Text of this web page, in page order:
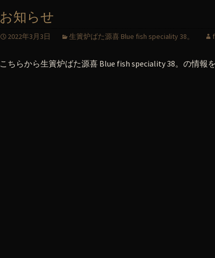
お知らせ
2022年3月3日 生簀炉ばた源喜 Blue fish speciality 38。
こちらから生簀炉ばた源喜 Blue fish speciality 38。の情報